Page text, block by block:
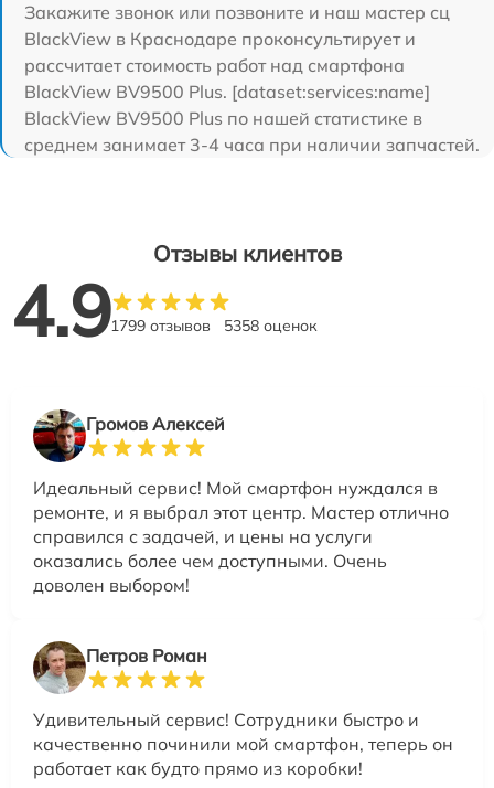
Закажите звонок или позвоните и наш мастер сц
BlackView в Краснодаре проконсультирует и
рассчитает стоимость работ над смартфона
BlackView BV9500 Plus. [dataset:services:name]
BlackView BV9500 Plus по нашей статистике в
среднем занимает 3-4 часа при наличии запчастей.
Отзывы клиентов
4.91799 отзывов 5358 оценок
Громов Алексей
Идеальный сервис! Мой смартфон нуждался в
ремонте, и я выбрал этот центр. Мастер отлично
справился с задачей, и цены на услуги
оказались более чем доступными. Очень
доволен выбором!
Петров Роман
Удивительный сервис! Сотрудники быстро и
качественно починили мой смартфон, теперь он
работает как будто прямо из коробки!